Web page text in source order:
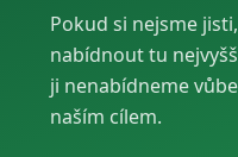
Pokud si nejsme
nabídnout tu
ji nenabídneme
naším cílem.